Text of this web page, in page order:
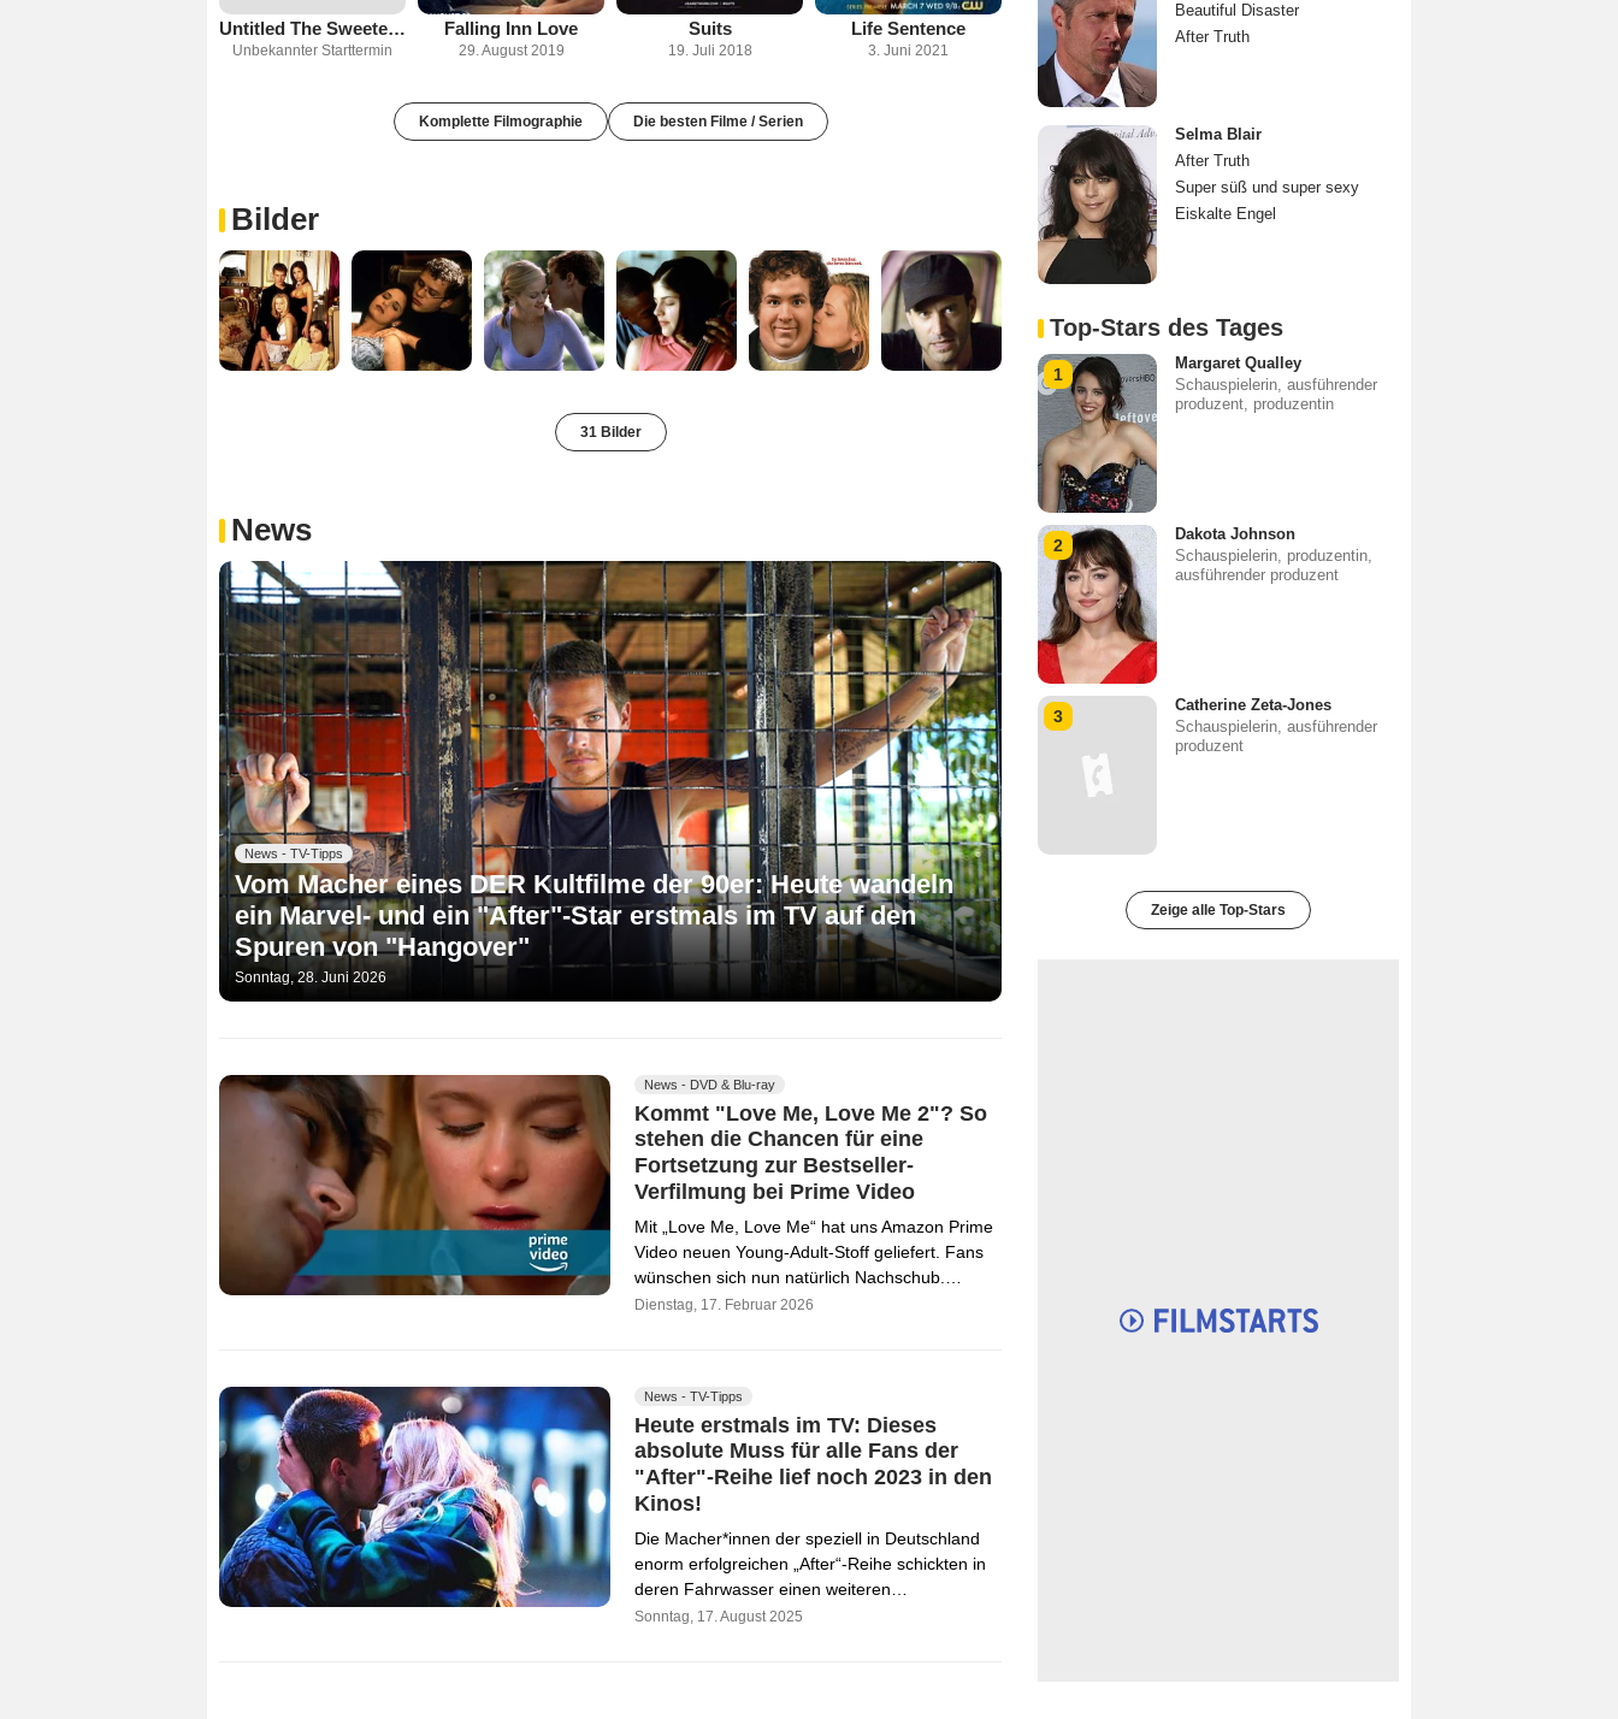
Untitled The Sweetest Thing Sequel
Unbekannter Starttermin
Falling Inn Love
29. August 2019
Suits
19. Juli 2018
Life Sentence
3. Juni 2021
Komplette Filmographie Die besten Filme / Serien
Bilder
31 Bilder
News
News - TV-Tipps
Vom Macher eines DER Kultfilme der 90er: Heute wandeln
ein Marvel- und ein "After"-Star erstmals im TV auf den
Spuren von "Hangover"
Sonntag, 28. Juni 2026
News - DVD & Blu-ray
Kommt "Love Me, Love Me 2"? So
stehen die Chancen für eine
Fortsetzung zur Bestseller-
Verfilmung bei Prime Video
Mit „Love Me, Love Me“ hat uns Amazon Prime
Video neuen Young-Adult-Stoff geliefert. Fans
wünschen sich nun natürlich Nachschub.…
Dienstag, 17. Februar 2026
News - TV-Tipps
Heute erstmals im TV: Dieses
absolute Muss für alle Fans der
"After"-Reihe lief noch 2023 in den
Kinos!
Die Macher*innen der speziell in Deutschland
enorm erfolgreichen „After“-Reihe schickten in
deren Fahrwasser einen weiteren…
Sonntag, 17. August 2025
Beautiful Disaster
After Truth
Selma Blair
After Truth
Super süß und super sexy
Eiskalte Engel
Top-Stars des Tages
1
Margaret Qualley
Schauspielerin, ausführender
produzent, produzentin
2
Dakota Johnson
Schauspielerin, produzentin,
ausführender produzent
3
Catherine Zeta-Jones
Schauspielerin, ausführender
produzent
Zeige alle Top-Stars